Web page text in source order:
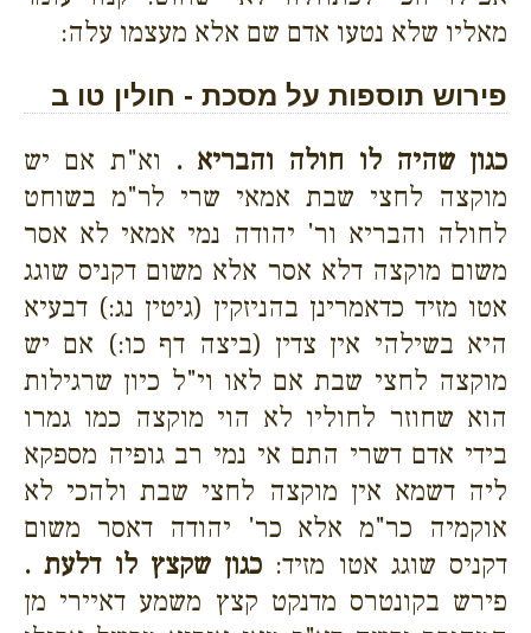
מאליו שלא נטעו אדם שם אלא מעצמו עלה:
פירוש תוספות על מסכת - חולין טו ב
כגון שהיה לו חולה והבריא . וא"ת אם יש
מוקצה לחצי שבת אמאי שרי לר"מ בשוחט
לחולה והבריא ור' יהודה נמי אמאי לא אסר
משום מוקצה דלא אסר אלא משום דקניס שוגג
אטו מזיד כדאמרינן בהניזקין (גיטין נג:) דבעיא
היא בשילהי אין צדין (ביצה דף כו:) אם יש
מוקצה לחצי שבת אם לאו וי"ל כיון שרגילות
הוא שחוזר לחוליו לא הוי מוקצה כמו גמרו
בידי אדם דשרי התם אי נמי רב גופיה מספקא
ליה דשמא אין מוקצה לחצי שבת ולהכי לא
אוקמיה כר"מ אלא כר' יהודה דאסר משום
דקניס שוגג אטו מזיד: כגון שקצץ לו דלעת .
פירש בקונטרס מדנקט קצץ משמע דאיירי מן